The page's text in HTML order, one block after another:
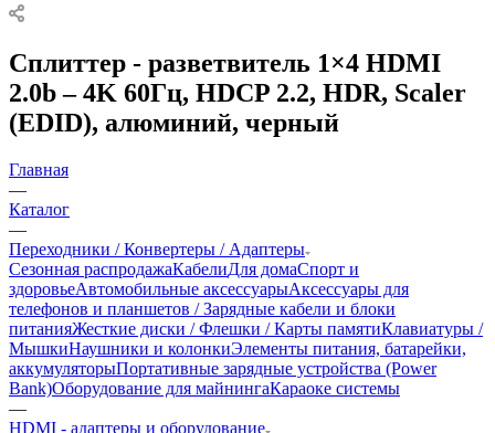
Сплиттер - разветвитель 1×4 HDMI
2.0b – 4K 60Гц, HDCP 2.2, HDR, Scaler
(EDID), алюминий, черный
Главная
—
Каталог
—
Переходники / Конвертеры / Адаптеры
Сезонная распродажаКабелиДля домаСпорт и
здоровьеАвтомобильные аксессуарыАксессуары для
телефонов и планшетов / Зарядные кабели и блоки
питанияЖесткие диски / Флешки / Карты памятиКлавиатуры /
МышкиНаушники и колонкиЭлементы питания, батарейки,
аккумуляторыПортативные зарядные устройства (Power
Bank)Оборудование для майнингаКараоке системы
—
HDMI - адаптеры и оборудование